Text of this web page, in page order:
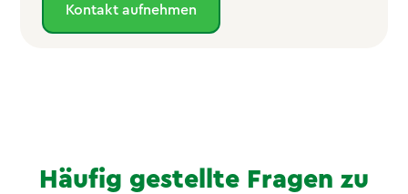
Kontakt aufnehmen
Häufig gestellte Fragen zu